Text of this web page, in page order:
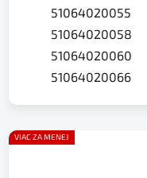
51064020055
51064020058
51064020060
51064020066
VIAC ZA MENEJ